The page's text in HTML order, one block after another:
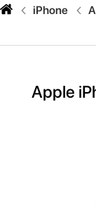
iPhone
Apple